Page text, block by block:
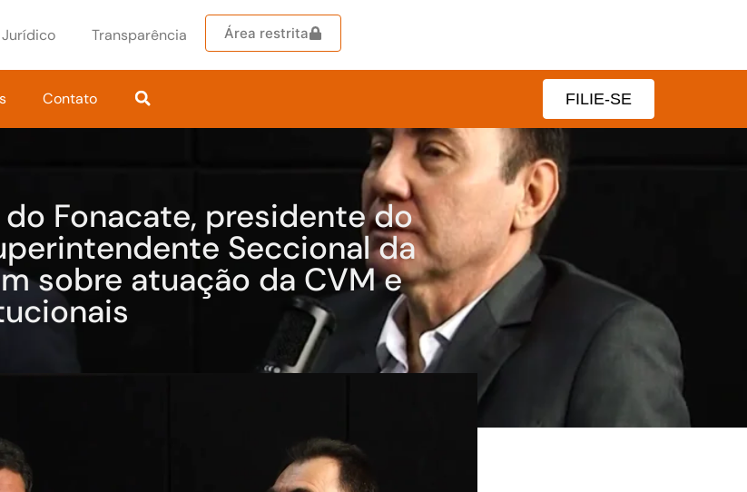
Jurídico Transparência Área restrita
Contato FILIE-SE
Fonacate, presidente do
Seccional da
sobre atuação da CVM e